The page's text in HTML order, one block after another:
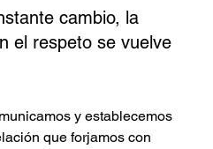
cambio, la
el respeto se vuelve
y establecemos
que forjamos con